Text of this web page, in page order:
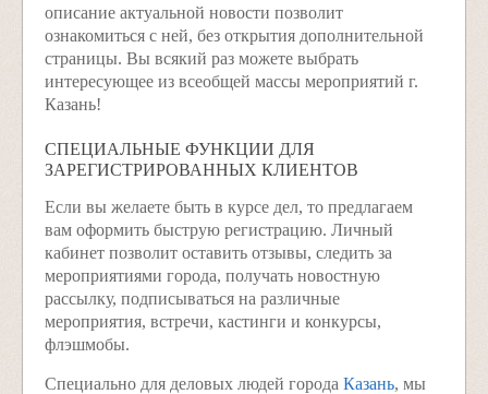
описание актуальной новости позволит
ознакомиться с ней, без открытия дополнительной
страницы. Вы всякий раз можете выбрать
интересующее из всеобщей массы мероприятий г.
Казань!
СПЕЦИАЛЬНЫЕ ФУНКЦИИ ДЛЯ
ЗАРЕГИСТРИРОВАННЫХ КЛИЕНТОВ
Если вы желаете быть в курсе дел, то предлагаем
вам оформить быструю регистрацию. Личный
кабинет позволит оставить отзывы, следить за
мероприятиями города, получать новостную
рассылку, подписываться на различные
мероприятия, встречи, кастинги и конкурсы,
флэшмобы.
Специально для деловых людей города Казань, мы